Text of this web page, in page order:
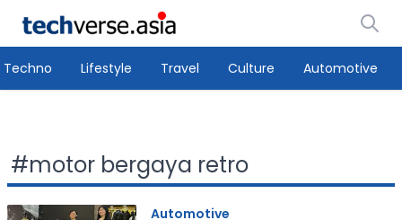
Techno Lifestyle Travel Culture Automotive
#motor bergaya retro
Automotive